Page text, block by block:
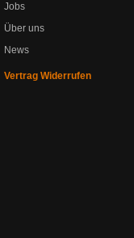
Jobs
Über uns
News
Vertrag Widerrufen